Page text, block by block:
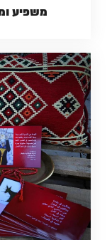
משפיע